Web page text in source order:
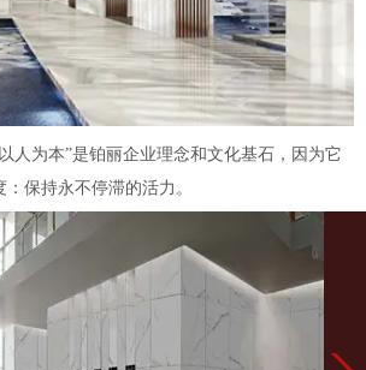
人为本”是铂丽企业理念和文化基石，因为它
保持永不停滞的活力。